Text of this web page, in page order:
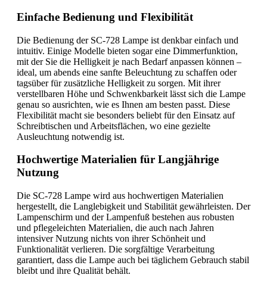
Einfache Bedienung und Flexibilität
Die Bedienung der SC-728 Lampe ist denkbar einfach und
intuitiv. Einige Modelle bieten sogar eine Dimmerfunktion,
mit der Sie die Helligkeit je nach Bedarf anpassen können –
ideal, um abends eine sanfte Beleuchtung zu schaffen oder
tagsüber für zusätzliche Helligkeit zu sorgen. Mit ihrer
verstellbaren Höhe und Schwenkbarkeit lässt sich die Lampe
genau so ausrichten, wie es Ihnen am besten passt. Diese
Flexibilität macht sie besonders beliebt für den Einsatz auf
Schreibtischen und Arbeitsflächen, wo eine gezielte
Ausleuchtung notwendig ist.
Hochwertige Materialien für Langjährige
Nutzung
Die SC-728 Lampe wird aus hochwertigen Materialien
hergestellt, die Langlebigkeit und Stabilität gewährleisten. Der
Lampenschirm und der Lampenfuß bestehen aus robusten
und pflegeleichten Materialien, die auch nach Jahren
intensiver Nutzung nichts von ihrer Schönheit und
Funktionalität verlieren. Die sorgfältige Verarbeitung
garantiert, dass die Lampe auch bei täglichem Gebrauch stabil
bleibt und ihre Qualität behält.